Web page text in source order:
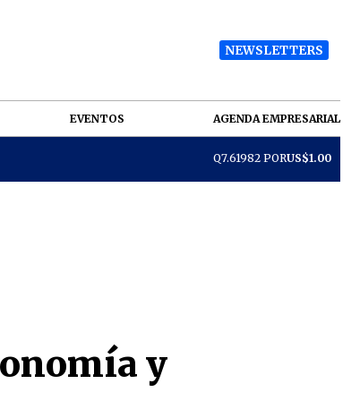
NEWSLETTERS
EVENTOS AGENDA EMPRESARIAL
Q7.61982 PORUS$1.00
y